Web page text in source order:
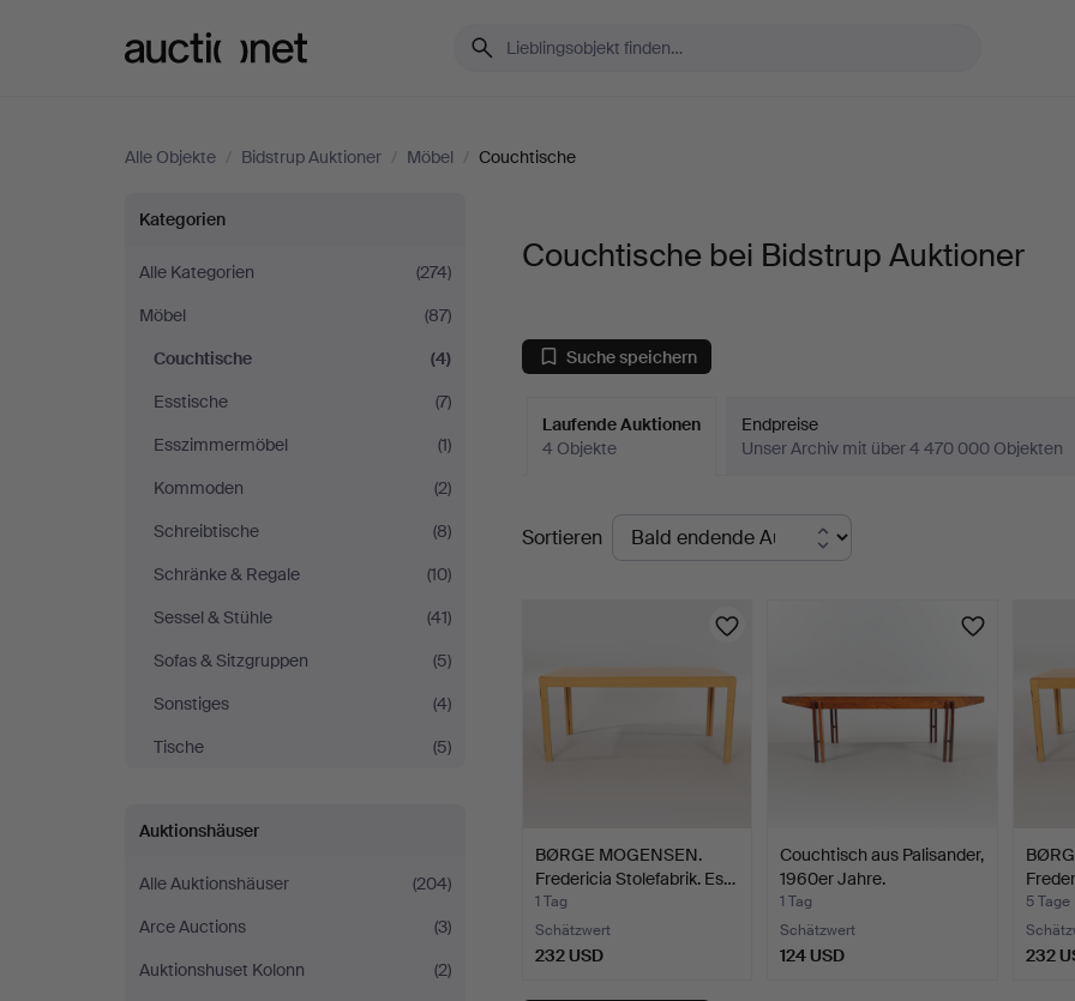
Alle Objekte / Bidstrup Auktioner / Möbel / Couchtische
Couchtische
bei
Bidstrup
Auktioner
Kategorien
Alle Kategorien
(274)
Möbel
(87)
Couchtische
(4)
Esstische
(7)
Esszimmermöbel
(1)
Kommoden
(2)
Schreibtische
(8)
Schränke & Regale
(10)
Sessel & Stühle
(41)
Sofas & Sitzgruppen
(5)
Sonstiges
(4)
Tische
(5)
Auktionshäuser
Alle Auktionshäuser
(204)
Arce Auctions
(3)
Auktionshuset Kolonn
(2)
Couchtische bei Bidstrup Auktioner
Suche speichern
Laufende Auktionen
4 Objekte
Endpreise
Unser Archiv mit über 4 470 000 Objekten
Laufende
Auktionen
Sortieren
BØRGE MOGENSEN.
Fredericia Stolefabrik. Es…
1 Tag
Schätzwert
232 USD
Couchtisch aus Palisander,
1960er Jahre.
1 Tag
Schätzwert
124 USD
5 Tage
232